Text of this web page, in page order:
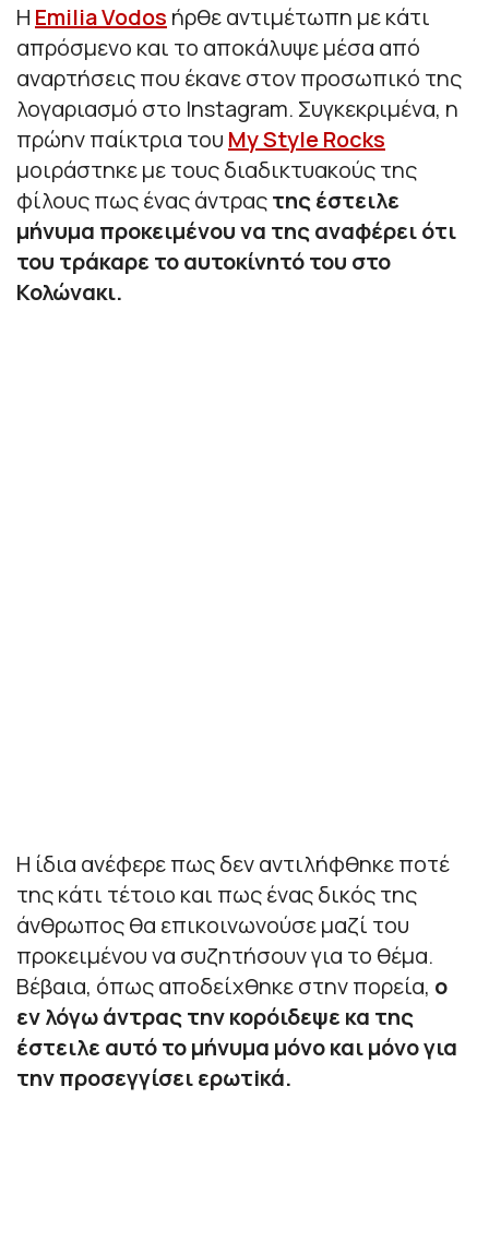
Η Emilia Vodos ήρθε αντιμέτωπη με κάτι
απρόσμενο και το αποκάλυψε μέσα από
αναρτήσεις που έκανε στον προσωπικό της
λογαριασμό στο Instagram. Συγκεκριμένα, η
πρώην παίκτρια του My Style Rocks
μοιράστηκε με τους διαδικτυακούς της
φίλους πως ένας άντραςτης έστειλε
μήνυμα προκειμένου να της αναφέρει ότι
του τράκαρε το αυτοκίνητό του στο
Κολώνακι.
Η ίδια ανέφερε πως δεν αντιλήφθηκε ποτέ
της κάτι τέτοιο και πως ένας δικός της
άνθρωπος θα επικοινωνούσε μαζί του
προκειμένου να συζητήσουν για το θέμα.
Βέβαια, όπως αποδείχθηκε στην πορεία, ο
εν λόγω άντρας την κορόιδεψε κα της
έστειλε αυτό το μήνυμα μόνο και μόνο για
την προσεγγίσει ερωτiκά.